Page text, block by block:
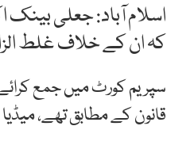
اسلام آباد: جعلی بینک
کہ ان کے خلاف غلط
سپریم کورٹ میں جمع
قانون کے مطابق تھے، میڈیا میں ان کے خلاف 35 ارب روپے